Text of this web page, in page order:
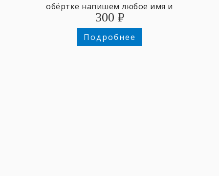
обёртке напишем любое имя и
поздравительный текст.
300 ₽
Подробнее